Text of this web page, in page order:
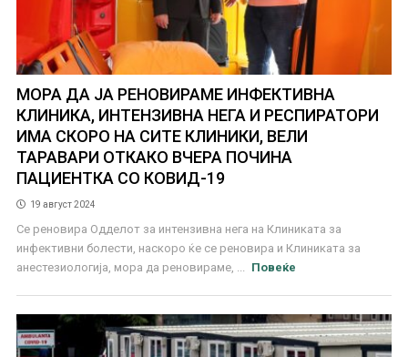
МОРА ДА ЈА РЕНОВИРАМЕ ИНФЕКТИВНА
КЛИНИКА, ИНТЕНЗИВНА НЕГА И РЕСПИРАТОРИ
ИМА СКОРО НА СИТЕ КЛИНИКИ, ВЕЛИ
ТАРАВАРИ ОТКАКО ВЧЕРА ПОЧИНА
ПАЦИЕНТКА СО КОВИД-19
19 август 2024
Се реновира Одделот за интензивна нега на Клиниката за
инфективни болести, наскоро ќе се реновира и Клиниката за
анестезиологија, мора да реновираме, ...
Повеќе